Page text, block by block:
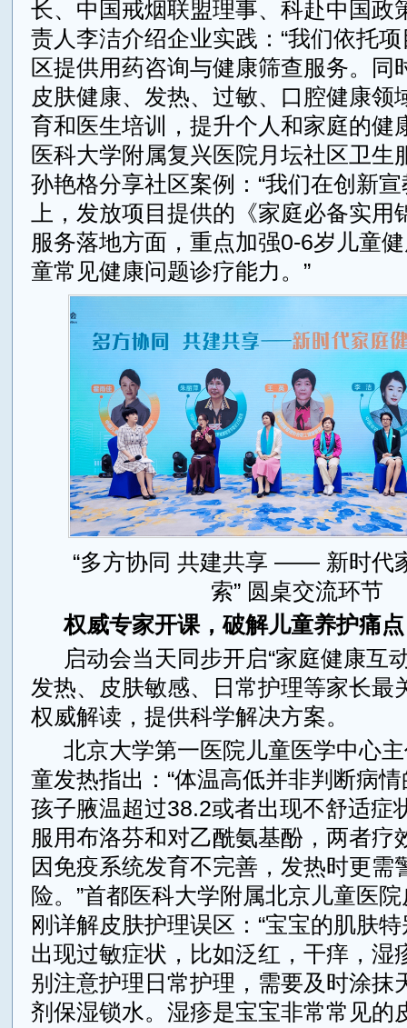
长、中国戒烟联盟理事、科赴中国政
责人李洁介绍企业实践：“我们依托
区提供用药咨询与健康筛查服务。同
皮肤健康、发热、过敏、口腔健康领
育和医生培训，提升个人和家庭的健
医科大学附属复兴医院月坛社区卫生
孙艳格分享社区案例：“我们在创新
上，发放项目提供的《家庭必备实用
服务落地方面，重点加强0-6岁儿童
童常见健康问题诊疗能力。”
“多方协同 共建共享 —— 新时代
索” 圆桌交流环节
权威专家开课，破解儿童养护痛点
启动会当天同步开启“家庭健康互
发热、皮肤敏感、日常护理等家长最
权威解读，提供科学解决方案。
北京大学第一医院儿童医学中心
童发热指出：“体温高低并非判断病
孩子腋温超过38.2或者出现不舒适症
服用布洛芬和对乙酰氨基酚，两者疗
因免疫系统发育不完善，发热时更需
险。”首都医科大学附属北京儿童医
刚详解皮肤护理误区：“宝宝的肌肤
出现过敏症状，比如泛红，干痒，湿
别注意护理日常护理，需要及时涂抹
剂保湿锁水。湿疹是宝宝非常常见的